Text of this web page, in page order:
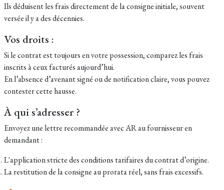
Ils déduisent les frais directement de la consigne initiale, souvent
versée il y a des décennies.
Vos droits :
Si le contrat est toujours en votre possession, comparez les frais
inscrits à ceux facturés aujourd’hui.
En l’absence d’avenant signé ou de notification claire, vous pouvez
contester cette hausse.
À qui s’adresser ?
Envoyez une lettre recommandée avec AR au fournisseur en
demandant :
L'application stricte des conditions tarifaires du contrat d’origine.
La restitution de la consigne au prorata réel, sans frais excessifs.